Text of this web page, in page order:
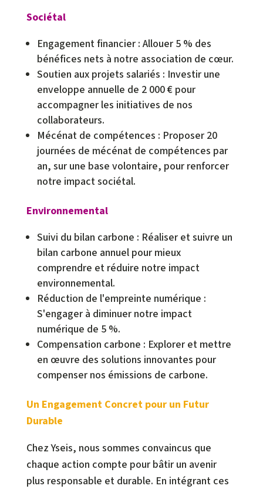
Sociétal
Engagement financier : Allouer 5 % des
bénéfices nets à notre association de cœur.
Soutien aux projets salariés : Investir une
enveloppe annuelle de 2 000 € pour
accompagner les initiatives de nos
collaborateurs.
Mécénat de compétences : Proposer 20
journées de mécénat de compétences par
an, sur une base volontaire, pour renforcer
notre impact sociétal.
Environnemental
Suivi du bilan carbone : Réaliser et suivre un
bilan carbone annuel pour mieux
comprendre et réduire notre impact
environnemental.
Réduction de l'empreinte numérique :
S'engager à diminuer notre impact
numérique de 5 %.
Compensation carbone : Explorer et mettre
en œuvre des solutions innovantes pour
compenser nos émissions de carbone.
Un Engagement Concret pour un Futur
Durable
Chez Yseis, nous sommes convaincus que
chaque action compte pour bâtir un avenir
plus responsable et durable. En intégrant ces